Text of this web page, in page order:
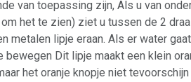
van toepassing zijn, Als u van
het te zien) ziet u tussen de 2
metalen lipje eraan. Als er water
Dit lipje maakt een klein
het oranje knopje niet tevoorschijn